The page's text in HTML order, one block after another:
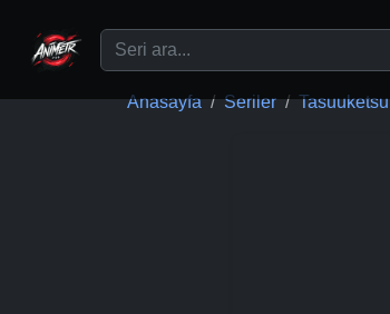
Anasayfa Seriler Tasuuketsu